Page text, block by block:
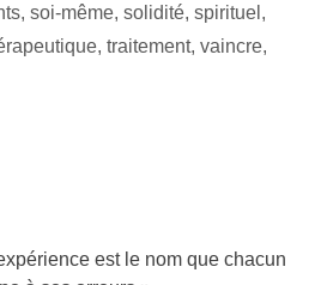
, soi-même, solidité, spirituel ,
, traitement, vaincre,